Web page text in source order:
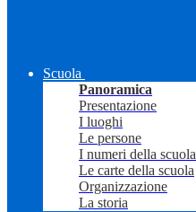
Scuola
Panoramica
Presentazione
I luoghi
Le persone
I numeri della scuola
Le carte della scuola
Organizzazione
La storia